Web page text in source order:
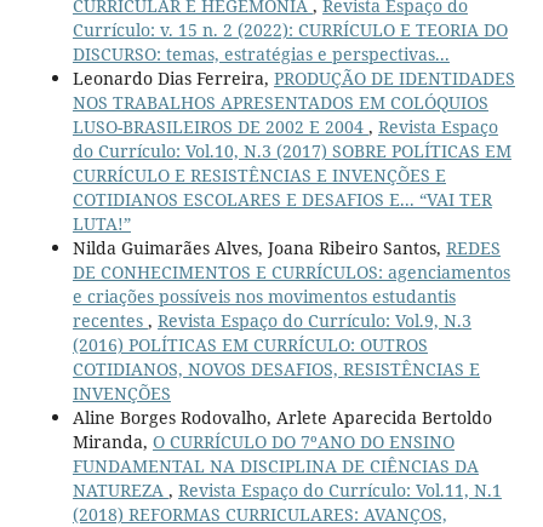
CURRICULAR E HEGEMONIA , Revista Espaço do
Currículo: v. 15 n. 2 (2022): CURRÍCULO E TEORIA DO
DISCURSO: temas, estratégias e perspectivas...
Leonardo Dias Ferreira, PRODUÇÃO DE IDENTIDADES
NOS TRABALHOS APRESENTADOS EM COLÓQUIOS
LUSO-BRASILEIROS DE 2002 E 2004 , Revista Espaço
do Currículo: Vol.10, N.3 (2017) SOBRE POLÍTICAS EM
CURRÍCULO E RESISTÊNCIAS E INVENÇÕES E
COTIDIANOS ESCOLARES E DESAFIOS E... “VAI TER
LUTA!”
Nilda Guimarães Alves, Joana Ribeiro Santos, REDES
DE CONHECIMENTOS E CURRÍCULOS: agenciamentos
e criações possíveis nos movimentos estudantis
recentes , Revista Espaço do Currículo: Vol.9, N.3
(2016) POLÍTICAS EM CURRÍCULO: OUTROS
COTIDIANOS, NOVOS DESAFIOS, RESISTÊNCIAS E
INVENÇÕES
Aline Borges Rodovalho, Arlete Aparecida Bertoldo
Miranda, O CURRÍCULO DO 7ºANO DO ENSINO
FUNDAMENTAL NA DISCIPLINA DE CIÊNCIAS DA
NATUREZA , Revista Espaço do Currículo: Vol.11, N.1
(2018) REFORMAS CURRICULARES: AVANÇOS,